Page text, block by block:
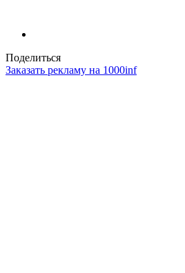
Поделиться
Заказать рекламу на 1000inf